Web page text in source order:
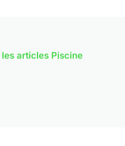
articles Piscine